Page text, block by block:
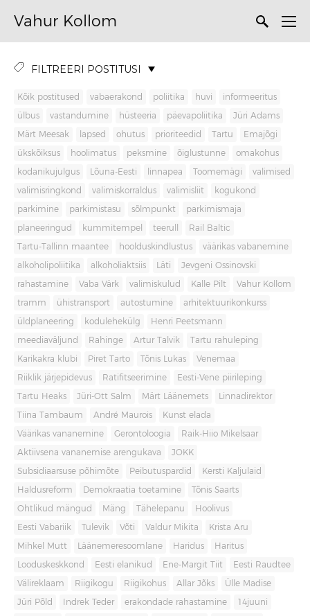
Vahur Kollom
FILTREERI POSTITUSI
Kõik postitused vabaerakond poliitika huvi informeeritus
ülbus vastandumine hüsteeria päevapoliitika Jüri Adams
Märt Meesak lapsed ohutus prioriteedid Tartu Emajõgi
ükskõiksus hoolimatus peksmine õiglustunne omakohus
kodanikujulgus Lõuna-Eesti linnapea Toomemägi valimised
valimisringkond valimiskorraldus valimisliit kogukond
parkimine parkimistasu sõlmpunkt parkimismaja
planeeringud kummitempel teerull Rail Baltic
Tartu-Tallinn maantee hoolduskindlustus väärikas vabanemine
alkoholipoliitika alkoholiaktsiis Läti Jevgeni Ossinovski
rahastamine Vaba Värk valimiskulud Kalle Pilt Vahur Kollom
tramm ühistransport autostumine arhitektuurikonkurss
üldplaneering kodulehekülg Henri Peetsmann
meediaväljund Rahinge Artur Talvik Tartu rahuleping
Karikakra klubi Piret Tarto Tõnis Lukas Venemaa
Riiklik järjepidevus Ratifitseerimine Eesti-Vene piirileping
Tartu Heaks Jüri-Ott Salm Märt Läänemets Linnadirektor
Tiina Tambaum André Maurois Kunst elada
Väärikas vananemine Gerontoloogia Raik-Hiio Mikelsaar
Aktiivsena vananemise arengukava JOKK
Subsidiaarsuse põhimõte Peibutuspardid Kersti Kaljulaid
Haldusreform Demokraatia toetamine Tõnis Saarts
Ohtlikud mängud Mäng Tähelepanu Hoolivus
Eesti Vabariik Tulevik Võti Valdur Mikita Krista Aru
Mihkel Mutt Läänemeresoomlane Haridus Haritus
Looduskeskkond Eesti elanikud Ene-Margit Tiit Eesti Raudtee
Välireklaam Riigikogu Riigikohus Allar Jõks Ülle Madise
Jüri Põld Indrek Teder erakondade rahastamine 14juuni